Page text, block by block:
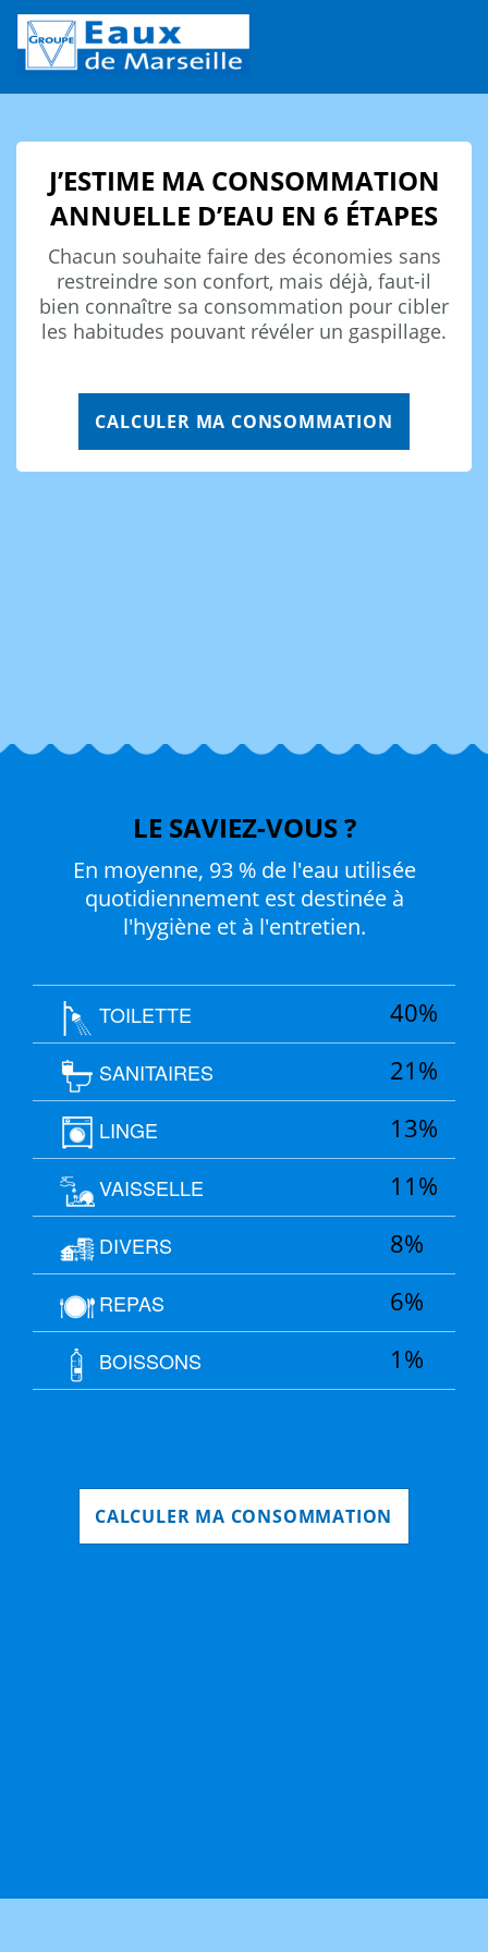
J’ESTIME MA CONSOMMATION
ANNUELLE D’EAU EN 6 ÉTAPES
Chacun souhaite faire des économies sans
restreindre son confort, mais déjà, faut-il
bien connaître sa consommation pour cibler
les habitudes pouvant révéler un gaspillage.
CALCULER MA CONSOMMATION
LE SAVIEZ-VOUS ?
En moyenne, 93 % de l'eau utilisée
quotidiennement est destinée à
l'hygiène et à l'entretien.
TOILETTE 40%
SANITAIRES 21%
LINGE 13%
VAISSELLE 11%
DIVERS 8%
REPAS 6%
BOISSONS 1%
CALCULER MA CONSOMMATION